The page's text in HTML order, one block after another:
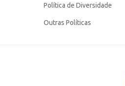
Política de Diversidade
Outras Políticas